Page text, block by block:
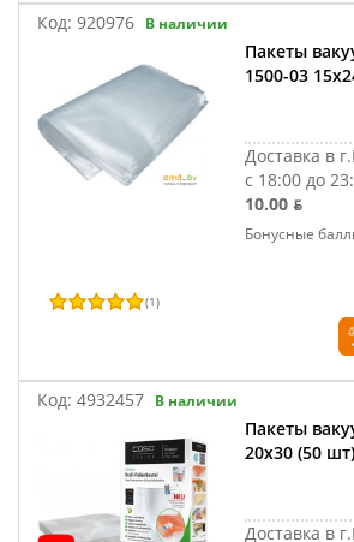
Код: 920976 В наличии
Пакеты
1500-03
Доставка в
с 18:00 до
10.00 ƃ
Бонусные
(1)
Код: 4932457 В наличии
Пакеты
20x30 (50 шт)
Доставка в